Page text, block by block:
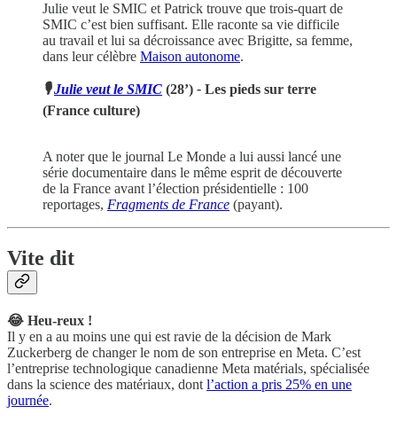
Julie veut le SMIC et Patrick trouve que trois-quart de
SMIC c’est bien suffisant. Elle raconte sa vie difficile
au travail et lui sa décroissance avec Brigitte, sa femme,
dans leur célèbre Maison autonome.
🎙Julie veut le SMIC (28’) - Les pieds sur terre
(France culture)
A noter que le journal Le Monde a lui aussi lancé une
série documentaire dans le même esprit de découverte
de la France avant l’élection présidentielle : 100
reportages, Fragments de France (payant).
Vite dit
😂 Heu-reux !
Il y en a au moins une qui est ravie de la décision de Mark
Zuckerberg de changer le nom de son entreprise en Meta. C’est
l’entreprise technologique canadienne Meta matérials, spécialisée
dans la science des matériaux, dont l’action a pris 25% en une
journée.